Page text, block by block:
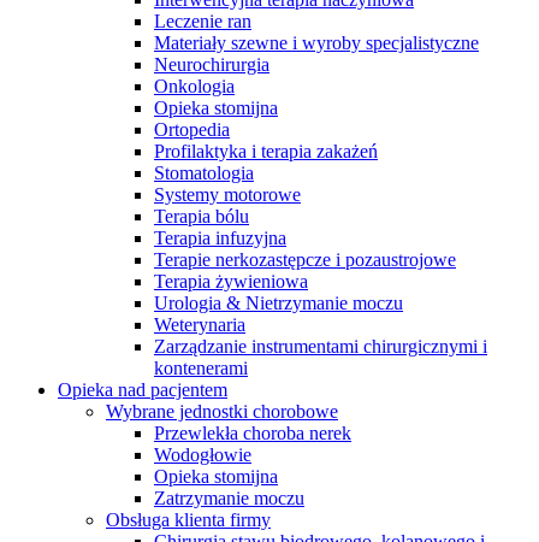
Serwis Techniczny - ATS
Przegląd i naprawa instrumentów oraz
urządzeń medycznych, zarówno w okresie gwarancji, jak i w
ramach serwisu pogwarancyjnego.
Leczenie ran
Materiały szewne i wyroby specjalistyczne
Neurochirurgia
Onkologia
Opieka stomijna
Ortopedia
Profilaktyka i terapia zakażeń
Stomatologia
Systemy motorowe
Terapia bólu
Terapia infuzyjna
Terapie nerkozastępcze i pozaustrojowe
Terapia żywieniowa
Urologia & Nietrzymanie moczu
Weterynaria
Zarządzanie instrumentami chirurgicznymi i
kontenerami
Opieka nad pacjentem
Wybrane jednostki chorobowe
Przewlekła choroba nerek
Wodogłowie
Opieka stomijna
Zatrzymanie moczu
Obsługa klienta firmy